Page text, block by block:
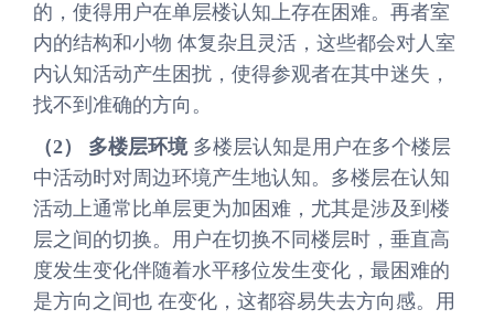
的，使得用户在单层楼认知上存在困难。再者室
内的结构和小物 体复杂且灵活，这些都会对人室
内认知活动产生困扰，使得参观者在其中迷失，
找不到准确的方向。
（2） 多楼层环境多楼层认知是用户在多个楼层
中活动时对周边环境产生地认知。多楼层在认知
活动上通常比单层更为加困难，尤其是涉及到楼
层之间的切换。用户在切换不同楼层时，垂直高
度发生变化伴随着水平移位发生变化，最困难的
是方向之间也 在变化，这都容易失去方向感。用